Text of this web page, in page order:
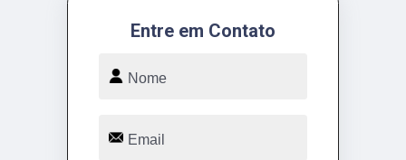
Entre em Contato